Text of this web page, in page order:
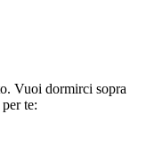
Vuoi dormirci sopra
te: